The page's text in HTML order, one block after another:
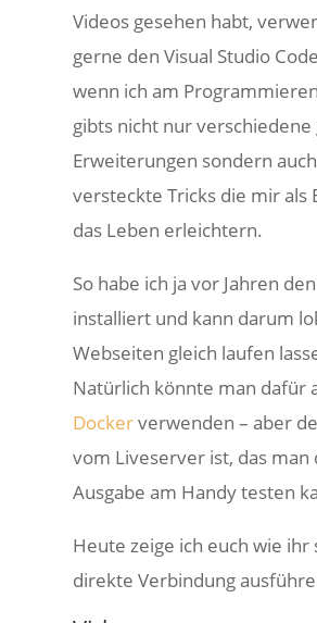
Videos gesehen habt,
gerne den Visual Studio
wenn ich am
gibts nicht nur verschiedene
Erweiterungen sondern
versteckte Tricks die mir als
das Leben erleichtern.
So habe ich ja vor Jahren
installiert und kann darum
Webseiten gleich laufen
Natürlich könnte man dafür
Dockerverwenden – aber
vom Liveserver ist, das man
Ausgabe am Handy testen
Heute zeige ich euch wie ihr
direkte Verbindung